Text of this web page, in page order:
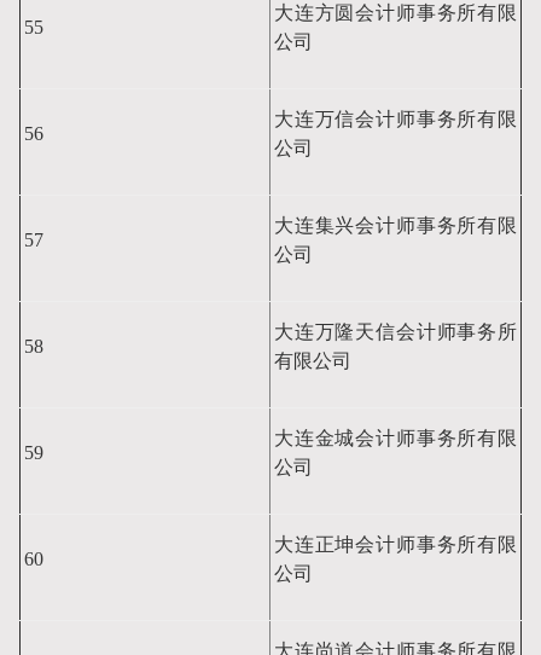
55
大连方圆会计师事务所有限
公司
56
大连万信会计师事务所有限
公司
57
大连集兴会计师事务所有限
公司
58
大连万隆天信会计师事务所
有限公司
59
大连金城会计师事务所有限
公司
60
大连正坤会计师事务所有限
公司
大连尚道会计师事务所有限